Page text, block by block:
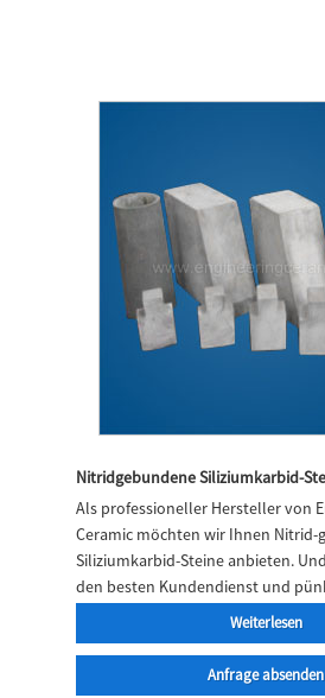
Nitridgebundene Siliziumkarbid-
Als professioneller Hersteller von
Ceramic möchten wir Ihnen Nitrid-
Siliziumkarbid-Steine ​​anbieten.
den besten Kundendienst und
Weiterlesen
Anfrage absenden